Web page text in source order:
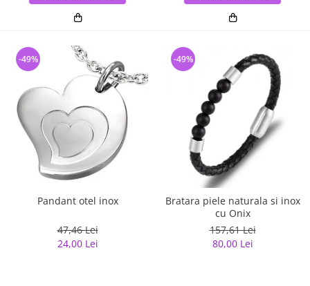
Pandant otel inox
47,46 Lei
24,00 Lei
-49%
Bratara piele naturala si inox
cu Onix
157,61 Lei
80,00 Lei
-49%